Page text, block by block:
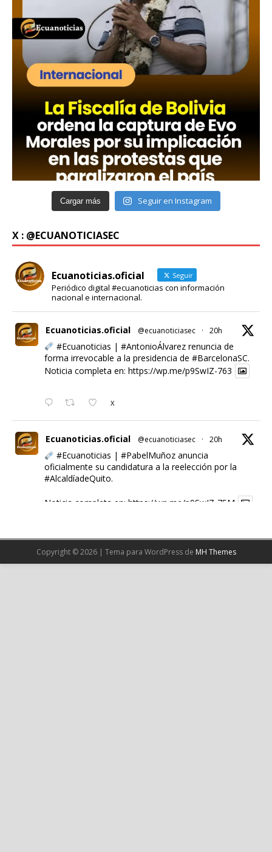
Cargar más Seguir en Instagram
X : @ECUANOTICIASEC
Ecuanoticias.oficial Seguir
Periódico digital #ecuanoticias con información
nacional e internacional.
Ecuanoticias.oficial @ecuanoticiasec · 20h
#Ecuanoticias | #AntonioÁlvarezrenuncia de
forma irrevocable a la presidencia de #BarcelonaSC.
Noticia completa en: https://wp.me/p9SwIZ-763
X
Ecuanoticias.oficial @ecuanoticiasec · 20h
#Ecuanoticias | #PabelMuñozanuncia
oficialmente su candidatura a la reelección por la
#AlcaldíadeQuito.
Noticia completa en: https://wp.me/p9SwIZ-75M
Cargar más
Copyright © 2026 | Tema para WordPress de MH Themes